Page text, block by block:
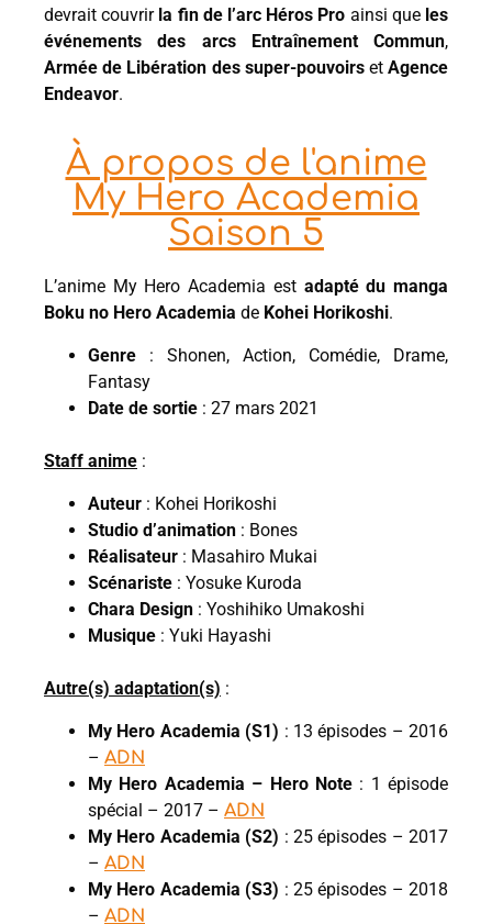
devrait couvrir la fin de l’arc Héros Pro ainsi que les
événements des arcs Entraînement Commun,
Armée de Libération des super-pouvoirsetAgence
Endeavor.
À propos de l'anime
My Hero Academia
Saison 5
L’anime My Hero Academia est adapté du manga
Boku no Hero Academia de Kohei Horikoshi.
Genre : Shonen, Action, Comédie, Drame,
Fantasy
Date de sortie : 27 mars 2021
Staff anime :
Auteur : Kohei Horikoshi
Studio d’animation : Bones
Réalisateur : Masahiro Mukai
Scénariste : Yosuke Kuroda
Chara Design : Yoshihiko Umakoshi
Musique : Yuki Hayashi
Autre(s) adaptation(s) :
My Hero Academia (S1) : 13 épisodes – 2016
– ADN
My Hero Academia – Hero Note: 1 épisode
spécial – 2017 – ADN
My Hero Academia (S2) : 25 épisodes – 2017
– ADN
My Hero Academia (S3) : 25 épisodes – 2018
– ADN